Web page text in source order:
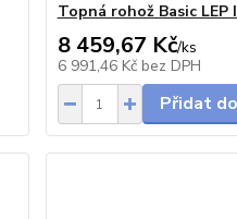
Topná rohož Basic LEP
8 459,67 Kč/ks
6 991,46 Kč bez DPH
Přidat